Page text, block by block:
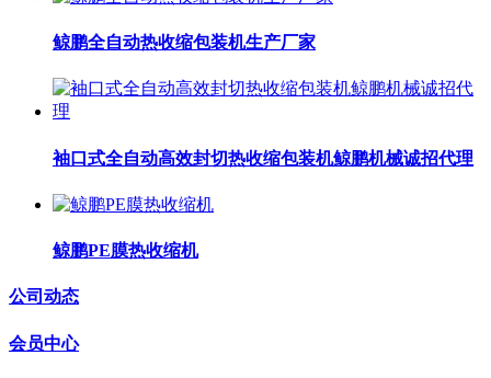
鲸鹏全自动热收缩包装机生产厂家
袖口式全自动高效封切热收缩包装机鲸鹏机械诚招代理
鲸鹏PE膜热收缩机
公司动态
会员中心